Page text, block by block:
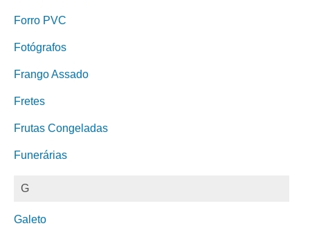
Forro PVC
Fotógrafos
Frango Assado
Fretes
Frutas Congeladas
Funerárias
G
Galeto